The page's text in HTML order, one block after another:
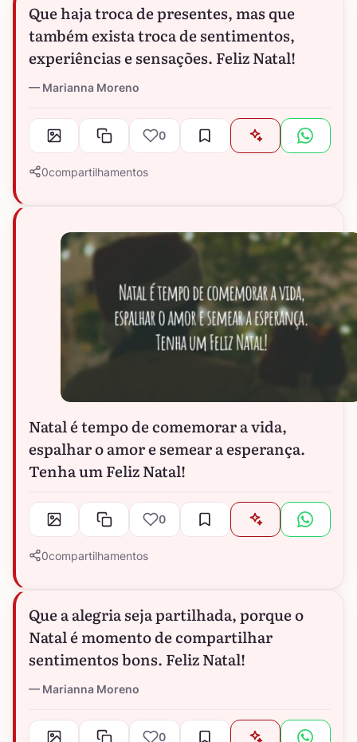
Que haja troca de presentes, mas que
também exista troca de sentimentos,
experiências e sensações. Feliz Natal!
Marianna Moreno
0
0compartilhamentos
Natal é tempo de comemorar a vida,
espalhar o amor e semear a esperança.
Tenha um Feliz Natal!
0
0compartilhamentos
Que a alegria seja partilhada, porque o
Natal é momento de compartilhar
sentimentos bons. Feliz Natal!
Marianna Moreno
0